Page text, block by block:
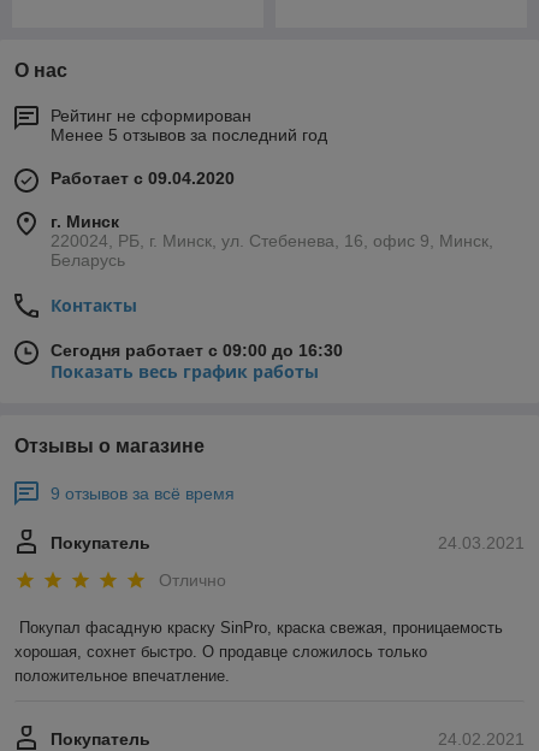
О нас
Рейтинг не сформирован
Менее 5 отзывов за последний год
Работает с 09.04.2020
г. Минск
220024, РБ, г. Минск, ул. Стебенева, 16, офис 9, Минск,
Беларусь
Контакты
Сегодня работает с 09:00 до 16:30
Показать весь график работы
Отзывы о магазине
9 отзывов за всё время
24.03.2021
Покупатель
Отлично
Покупал фасадную краску SinPro, краска свежая, проницаемость
хорошая, сохнет быстро. О продавце сложилось только
положительное впечатление.
24.02.2021
Покупатель